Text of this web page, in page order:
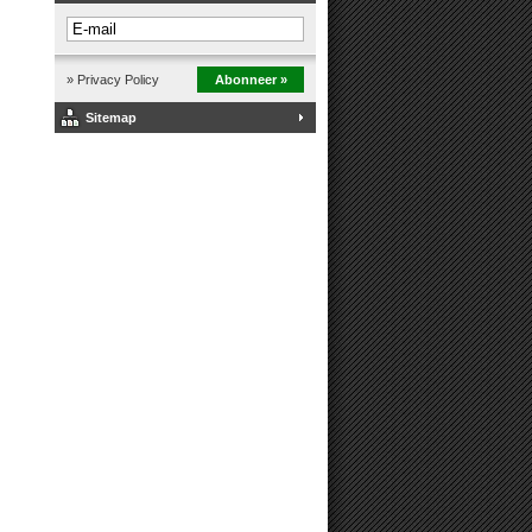
» Privacy Policy Abonneer »
Sitemap